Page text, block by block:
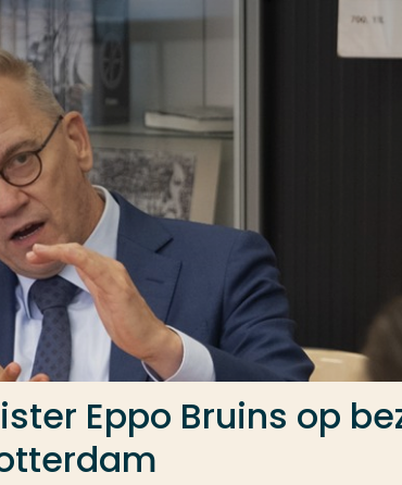
Eppo Bruins op